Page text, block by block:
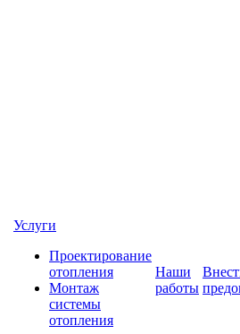
Услуги
Проектирование
отопления
Монтаж
системы
отопления
Наши
работы